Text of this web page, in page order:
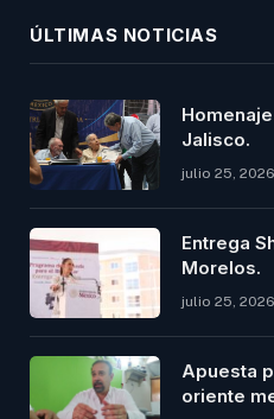
ÚLTIMAS NOTICIAS
Jalisco.
julio 25, 2026
Entrega
Morelos.
julio 25, 2026
Apuesta
oriente